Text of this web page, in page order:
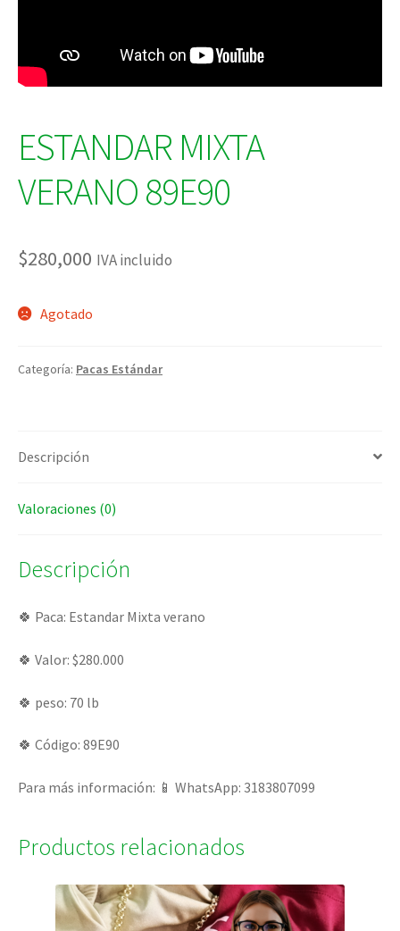
ESTANDAR MIXTA
VERANO 89E90
$280,000 IVA incluido
Agotado
Categoría: Pacas Estándar
Descripción
Valoraciones (0)
Descripción
🍀 Paca: Estandar Mixta verano
🍀 Valor: $280.000
🍀 peso: 70 lb
🍀 Código: 89E90
Para más información: 📱 WhatsApp: 3183807099
Productos relacionados